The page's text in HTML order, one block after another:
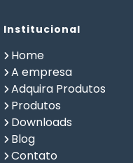
de Ração para Frango
de Fazendas
Formulação de Ração
de Gestão de Propriedade
para Agricultura
Institucional
Home
A empresa
Adquira Produtos
Produtos
Downloads
Blog
Contato